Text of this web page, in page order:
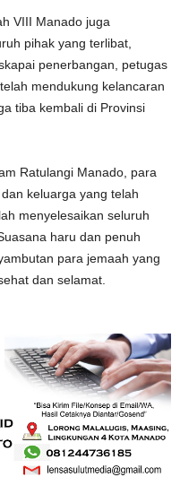
VIII Manado juga
pihak yang terlibat,
penerbangan, petugas
mendukung kelancaran
tiba kembali di Provinsi
Ratulangi Manado, para
keluarga yang telah
menyelesaikan seluruh
haru dan penuh
para jemaah yang
dan selamat.